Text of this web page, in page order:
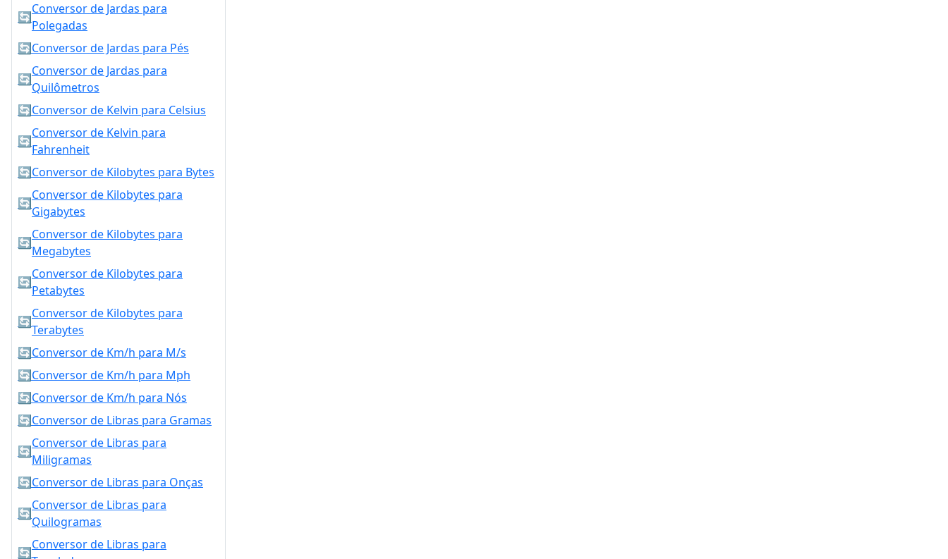
🔄
Conversor de Jardas para
Polegadas
🔄Conversor de Jardas para Pés
🔄
Conversor de Jardas para
Quilômetros
🔄Conversor de Kelvin para Celsius
🔄
Conversor de Kelvin para
Fahrenheit
🔄Conversor de Kilobytes para Bytes
🔄
Conversor de Kilobytes para
Gigabytes
🔄
Conversor de Kilobytes para
Megabytes
🔄
Conversor de Kilobytes para
Petabytes
🔄
Conversor de Kilobytes para
Terabytes
🔄Conversor de Km/h para M/s
🔄Conversor de Km/h para Mph
🔄Conversor de Km/h para Nós
🔄Conversor de Libras para Gramas
🔄
Conversor de Libras para
Miligramas
🔄Conversor de Libras para Onças
🔄
Conversor de Libras para
Quilogramas
🔄
Conversor de Libras para